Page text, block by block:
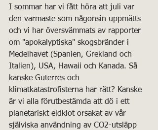
I sommar har vi fått höra att juli var
den varmaste som någonsin uppmätts
och vi har översvämmats av rapporter
om "apokalyptiska" skogsbränder i
Medelhavet (Spanien, Grekland och
Italien), USA, Hawaii och Kanada. Så
kanske Guterres och
klimatkatastrofisterna har rätt? Kanske
är vi alla förutbestämda att dö i ett
planetariskt eldklot orsakat av vår
själviska användning av CO2-utsläpp